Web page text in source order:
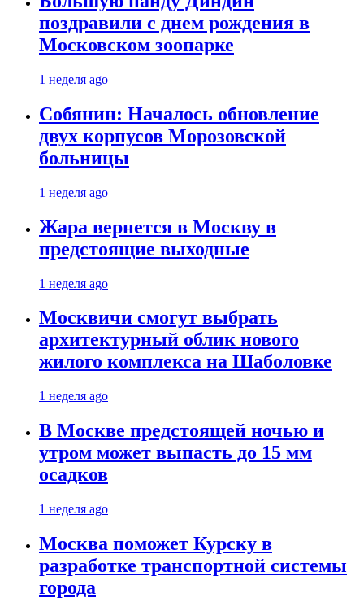
поздравили с днем рождения в
Московском зоопарке
1 неделя ago
Собянин: Началось обновление
двух корпусов Морозовской
больницы
1 неделя ago
Жара вернется в Москву в
предстоящие выходные
1 неделя ago
Москвичи смогут выбрать
архитектурный облик нового
жилого комплекса на Шаболовке
1 неделя ago
В Москве предстоящей ночью и
утром может выпасть до 15 мм
осадков
1 неделя ago
Москва поможет Курску в
разработке транспортной системы
города